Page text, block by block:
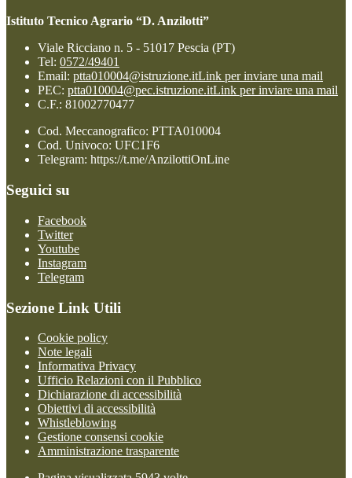
Istituto Tecnico Agrario “D. Anzilotti”
Viale Ricciano n. 5 - 51017 Pescia (PT)
Tel: 0572/49401
Email: ptta010004@istruzione.itLink per inviare una mail
PEC: ptta010004@pec.istruzione.itLink per inviare una mail
C.F.: 81002770477
Cod. Meccanografico: PTTA010004
Cod. Univoco: UFC1F6
Telegram: https://t.me/AnzilottiOnLine
Seguici su
Facebook
Twitter
Youtube
Instagram
Telegram
Sezione Link Utili
Cookie policy
Note legali
Informativa Privacy
Ufficio Relazioni con il Pubblico
Dichiarazione di accessibilità
Obiettivi di accessibilità
Whistleblowing
Gestione consensi cookie
Amministrazione trasparente